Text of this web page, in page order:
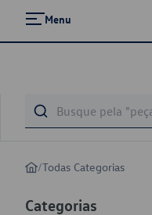
Menu
/Todas Categorias
Categorias